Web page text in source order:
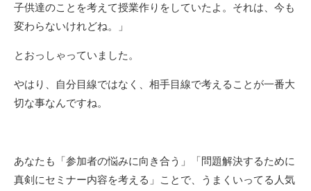
子供達のことを考えて授業作りをしていたよ。それは、今も
変わらないけれどね。」
とおっしゃっていました。
やはり、自分目線ではなく、相手目線で考えることが一番大
切な事なんですね。
あなたも「参加者の悩みに向き合う」「問題解決するために
真剣にセミナー内容を考える」ことで、うまくいってる人気